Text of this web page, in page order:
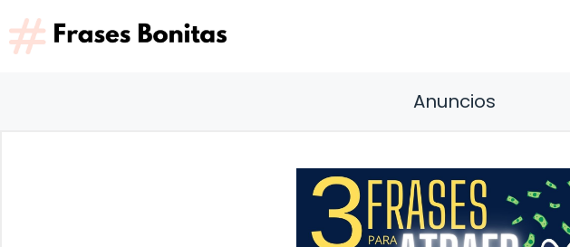
Saltar
al
contenido
Anuncios